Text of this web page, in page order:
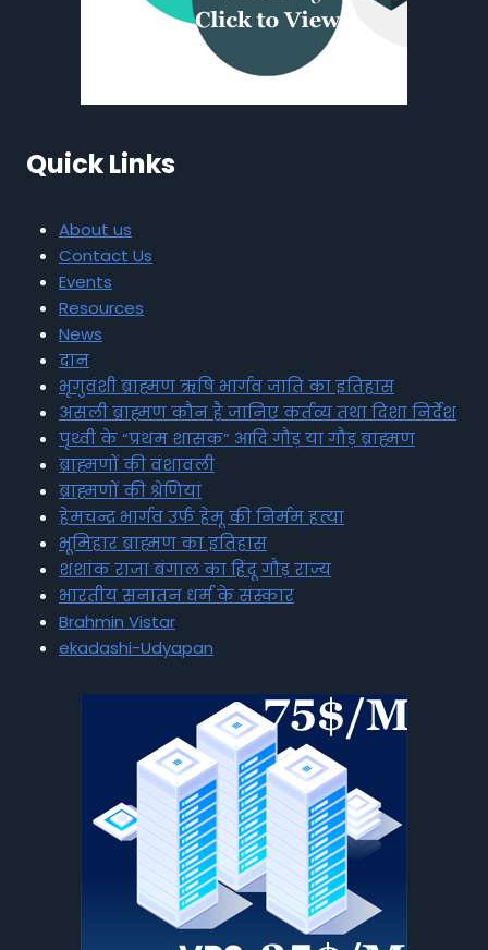
Quick Links
About us
Contact Us
Events
Resources
News
दान
भृगुवंशी ब्राह्मण ऋषि भार्गव जाति का इतिहास
असली ब्राह्मण कौन है जानिए कर्तव्य तथा दिशा निर्देश
पृथ्वी के “प्रथम शासक” आदि गौड़ या गौड़ ब्राह्मण
ब्राह्मणों की वंशावली
ब्राह्मणों की श्रेणियां
हेमचन्द्र भार्गव उर्फ हेमू की निर्मम हत्या
भूमिहार ब्राह्मण का इतिहास
शशांक राजा बंगाल का हिंदू गौड़ राज्य
भारतीय सनातन धर्म के संस्कार
Brahmin Vistar
ekadashi-Udyapan